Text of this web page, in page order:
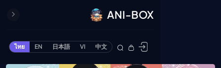
ข้ามไปยังเนื้อหา
ANI-BOX
ไทย EN 日本語 VI 中文
ปิด
ONE PIECE
Cardgame